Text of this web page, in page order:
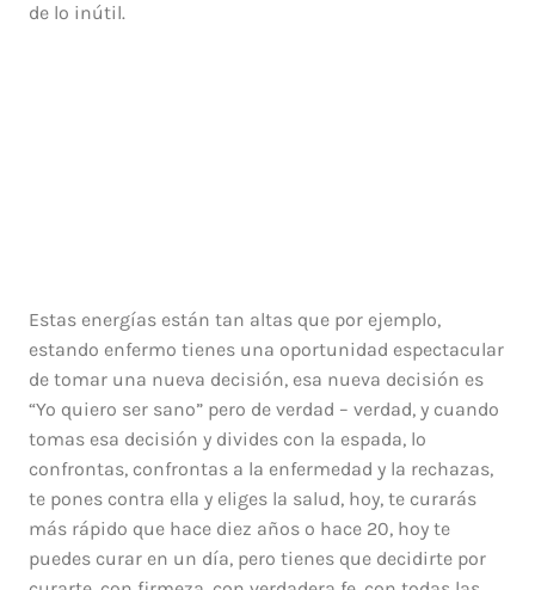
de lo inútil.
Estas energías están tan altas que por ejemplo,
estando enfermo tienes una oportunidad espectacular
de tomar una nueva decisión, esa nueva decisión es
“Yo quiero ser sano” pero de verdad – verdad, y cuando
tomas esa decisión y divides con la espada, lo
confrontas, confrontas a la enfermedad y la rechazas,
te pones contra ella y eliges la salud, hoy, te curarás
más rápido que hace diez años o hace 20, hoy te
puedes curar en un día, pero tienes que decidirte por